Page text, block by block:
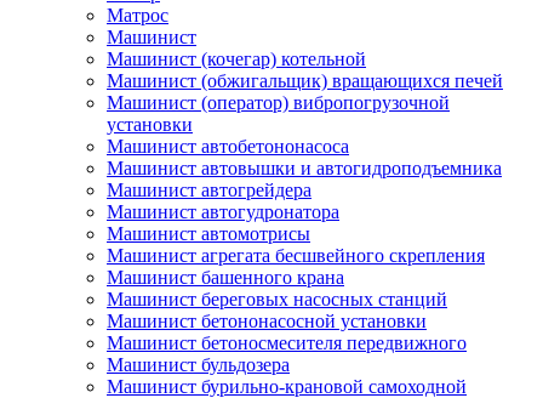
Матрос
Машинист
Машинист (кочегар) котельной
Машинист (обжигальщик) вращающихся печей
Машинист (оператор) вибропогрузочной
установки
Машинист автобетононасоса
Машинист автовышки и автогидроподъемника
Машинист автогрейдера
Машинист автогудронатора
Машинист автомотрисы
Машинист агрегата бесшвейного скрепления
Машинист башенного крана
Машинист береговых насосных станций
Машинист бетононасосной установки
Машинист бетоносмесителя передвижного
Машинист бульдозера
Машинист бурильно-крановой самоходной